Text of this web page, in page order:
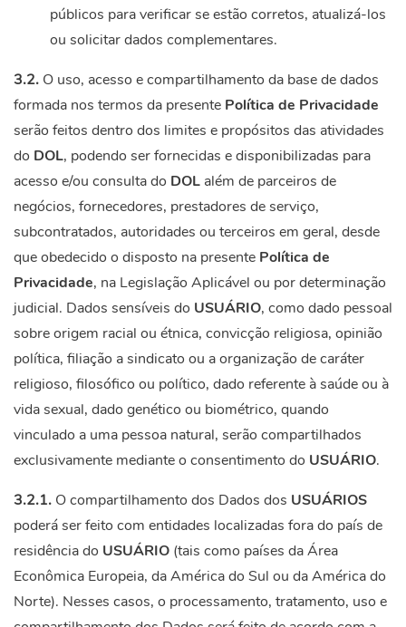
públicos para verificar se estão corretos, atualizá-los
ou solicitar dados complementares.
3.2. O uso, acesso e compartilhamento da base de dados
formada nos termos da presente Política de Privacidade
serão feitos dentro dos limites e propósitos das atividades
do DOL, podendo ser fornecidas e disponibilizadas para
acesso e/ou consulta do DOL além de parceiros de
negócios, fornecedores, prestadores de serviço,
subcontratados, autoridades ou terceiros em geral, desde
que obedecido o disposto na presente Política de
Privacidade, na Legislação Aplicável ou por determinação
judicial. Dados sensíveis do USUÁRIO, como dado pessoal
sobre origem racial ou étnica, convicção religiosa, opinião
política, filiação a sindicato ou a organização de caráter
religioso, filosófico ou político, dado referente à saúde ou à
vida sexual, dado genético ou biométrico, quando
vinculado a uma pessoa natural, serão compartilhados
exclusivamente mediante o consentimento do USUÁRIO.
3.2.1. O compartilhamento dos Dados dos USUÁRIOS
poderá ser feito com entidades localizadas fora do país de
residência do USUÁRIO (tais como países da Área
Econômica Europeia, da América do Sul ou da América do
Norte). Nesses casos, o processamento, tratamento, uso e